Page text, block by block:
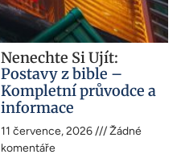
Nenechte Si Ujít:
Postavy z bible –
Kompletní průvodce a
informace
11 července, 2026
Žádné
komentáře